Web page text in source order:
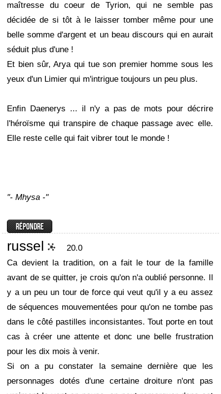
maîtresse du coeur de Tyrion, qui ne semble pas
décidée de si tôt à le laisser tomber même pour une
belle somme d'argent et un beau discours qui en aurait
séduit plus d'une !
Et bien sûr, Arya qui tue son premier homme sous les
yeux d'un Limier qui m'intrigue toujours un peu plus.
Enfin Daenerys ... il n'y a pas de mots pour décrire
l'héroïsme qui transpire de chaque passage avec elle.
Elle reste celle qui fait vibrer tout le monde !
"- Mhysa -"
russel
20.0
Ca devient la tradition, on a fait le tour de la famille
avant de se quitter, je crois qu'on n'a oublié personne. Il
y a un peu un tour de force qui veut qu'il y a eu assez
de séquences mouvementées pour qu'on ne tombe pas
dans le côté pastilles inconsistantes. Tout porte en tout
cas à créer une attente et donc une belle frustration
pour les dix mois à venir.
Si on a pu constater la semaine dernière que les
personnages dotés d'une certaine droiture n'ont pas